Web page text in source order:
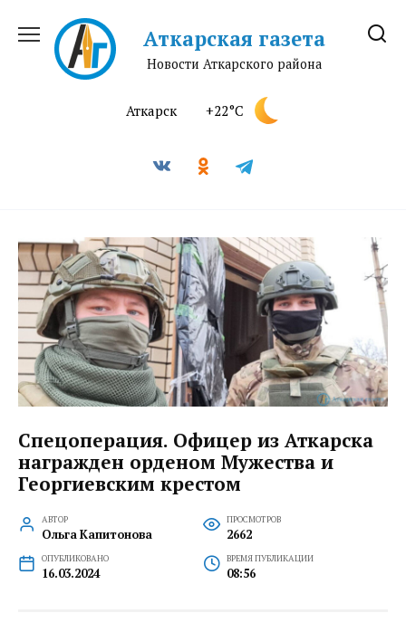
содержанию
Аткарская газета
Новости Аткарского района
Аткарск +22°C
Спецоперация. Офицер из Аткарска
награжден орденом Мужества и
Георгиевским крестом
АВТОР
Ольга Капитонова
ПРОСМОТРОВ
2662
ОПУБЛИКОВАНО
16.03.2024
ВРЕМЯ ПУБЛИКАЦИИ
08:56